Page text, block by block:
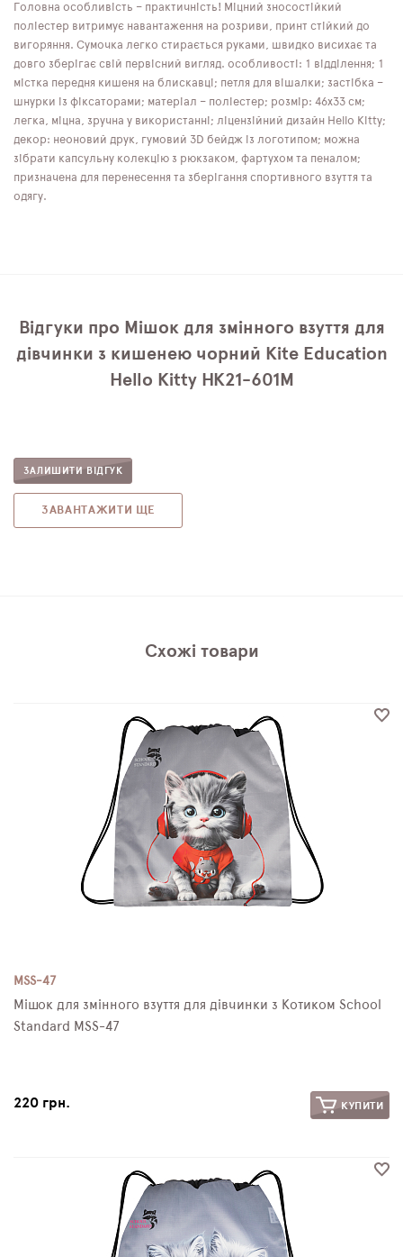
Головна особливість – практичність! Міцний зносостійкий
поліестер витримує навантаження на розриви, принт стійкий до
вигоряння. Сумочка легко стирається руками, швидко висихає та
довго зберігає свій первісний вигляд. особливості: 1 відділення; 1
містка передня кишеня на блискавці; петля для вішалки; застібка –
шнурки із фіксаторами; матеріал – поліестер; розмір: 46x33 см;
легка, міцна, зручна у використанні; ліцензійний дизайн Hello Kitty;
декор: неоновий друк, гумовий 3D бейдж із логотипом; можна
зібрати капсульну колекцію з рюкзаком, фартухом та пеналом;
призначена для перенесення та зберігання спортивного взуття та
одягу.
Відгуки про Мішок для змінного взуття для
дівчинки з кишенею чорний Kite Education
Hello Kitty HK21-601M
ЗАЛИШИТИ ВІДГУК
ЗАВАНТАЖИТИ ЩЕ
Схожі товари
MSS-47
Мішок для змінного взуття для дівчинки з Котиком School
Standard MSS-47
220 грн. КУПИТИ